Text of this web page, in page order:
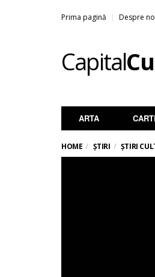
Prima pagină Despre
Capital
ARTA
HOME ȘTIRI ȘTIRI